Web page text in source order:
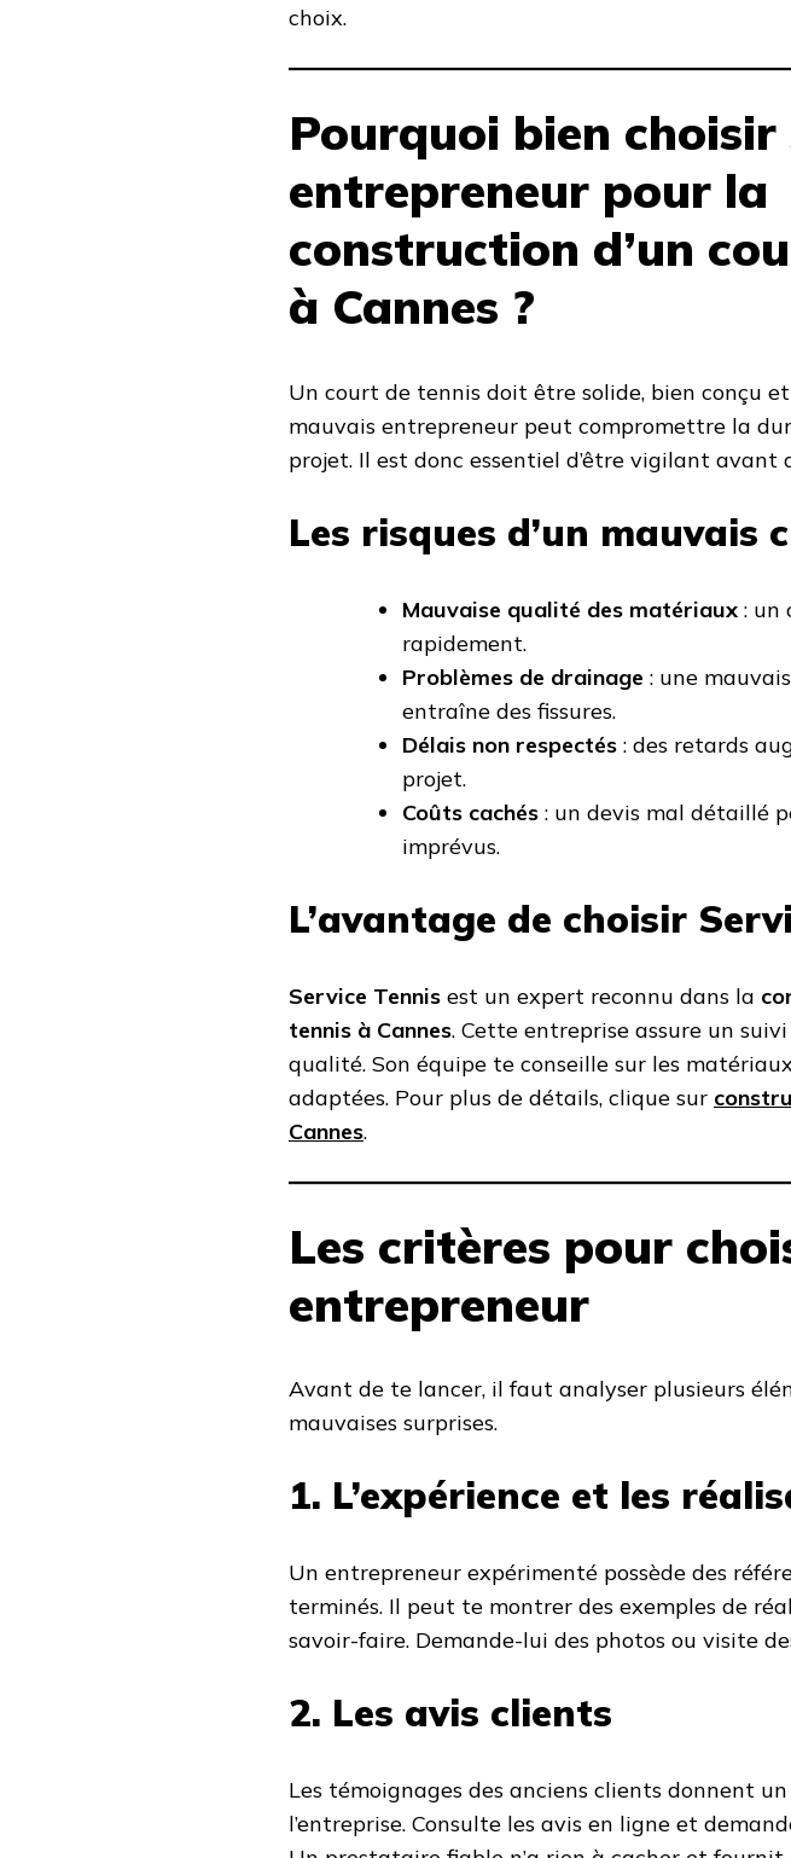
choix.
Pourquoi bien choisir
entrepreneur pour la
construction d’un
à Cannes ?
Un court de tennis doit être solide, bien conçu
mauvais entrepreneur peut compromettre la
projet. Il est donc essentiel d’être vigilant avant
Les risques d’un mauvais
Mauvaise qualité des matériaux : un
rapidement.
Problèmes de drainage : une
entraîne des fissures.
Délais non respectés : des retards
projet.
Coûts cachés : un devis mal détaillé
imprévus.
L’avantage de choisir
Service Tennis est un expert reconnu dans la
tennis à Cannes. Cette entreprise assure un
qualité. Son équipe te conseille sur les
adaptées. Pour plus de détails, clique sur
Cannes.
Les critères pour
entrepreneur
Avant de te lancer, il faut analyser plusieurs
mauvaises surprises.
1. L’expérience et les
Un entrepreneur expérimenté possède des
terminés. Il peut te montrer des exemples de
savoir-faire. Demande-lui des photos ou visite
2. Les avis clients
Les témoignages des anciens clients donnent
l’entreprise. Consulte les avis en ligne et